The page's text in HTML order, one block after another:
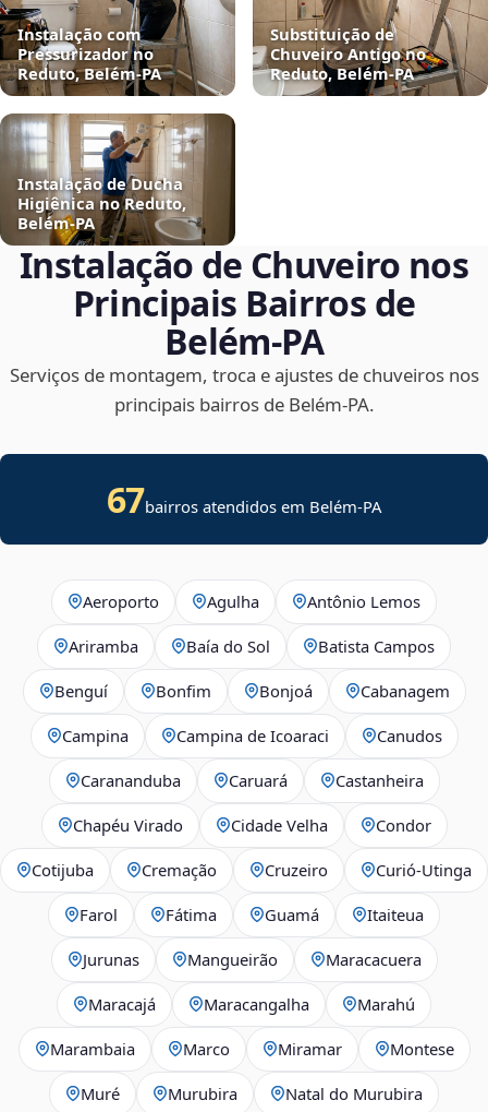
Instalação com
Pressurizador no
Reduto, Belém‑PA
Substituição de
Chuveiro Antigo no
Reduto, Belém‑PA
Instalação de Ducha
Higiênica no Reduto,
Belém‑PA
Instalação de Chuveiro nos
Principais Bairros de
Belém‑PA
Serviços de montagem, troca e ajustes de chuveiros nos
principais bairros de Belém‑PA.
67bairros atendidos em Belém-PA
Aeroporto Agulha Antônio Lemos
Ariramba Baía do Sol Batista Campos
Benguí Bonfim Bonjoá Cabanagem
Campina Campina de Icoaraci Canudos
Carananduba Caruará Castanheira
Chapéu Virado Cidade Velha Condor
Cotijuba Cremação Cruzeiro Curió-Utinga
Farol Fátima Guamá Itaiteua
Jurunas Mangueirão Maracacuera
Maracajá Maracangalha Marahú
Marambaia Marco Miramar Montese
Muré Murubira Natal do Murubira